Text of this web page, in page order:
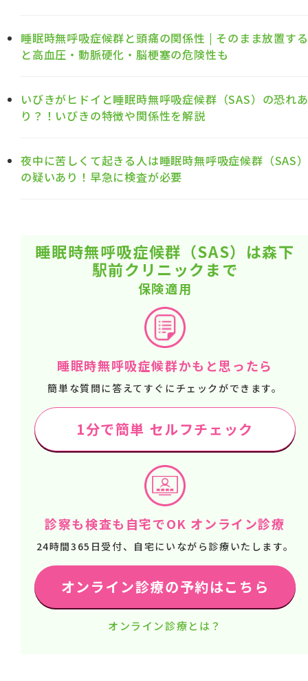
睡眠時無呼吸症候群と頭痛の関係性 | そのまま放置する
と高血圧・動脈硬化・脳梗塞の危険性も
いびきがヒドイと睡眠時無呼吸症候群（SAS）の恐れあ
り？！いびきの特徴や関係性を解説
夜中に苦しくて起きる人は睡眠時無呼吸症候群（SAS）
の疑いあり！早急に検査が必要
睡眠時無呼吸症候群（SAS）は森下
駅前クリニックまで
保険適用
睡眠時無呼吸症候群かもと思ったら
簡単な質問に答えてすぐにチェックができます。
1分で簡単 セルフチェック
診察も検査も自宅でOK オンライン診療
24時間365日受付、自宅にいながら診療いたします。
オンライン診療の予約はこちら
オンライン診療とは？